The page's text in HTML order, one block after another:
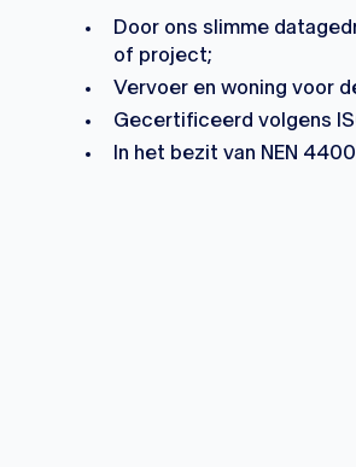
Door ons slimme
of project;
Vervoer en woning voor
Gecertificeerd volgens
In het bezit van NEN